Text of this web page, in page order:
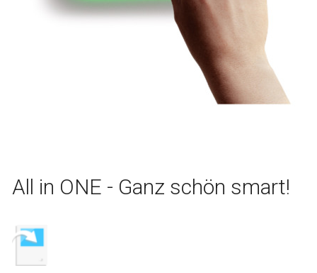
All in ONE - Ganz schön smart!